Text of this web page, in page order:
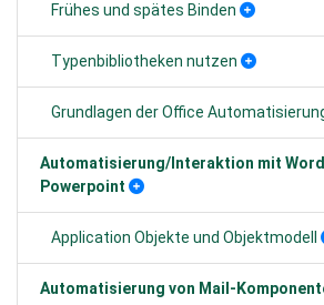
Frühes und spätes Binden
Typenbibliotheken nutzen
Grundlagen der Office
Automatisierung/Interaktion mit
Powerpoint
Application Objekte und Objektmodell
Automatisierung von Mail-